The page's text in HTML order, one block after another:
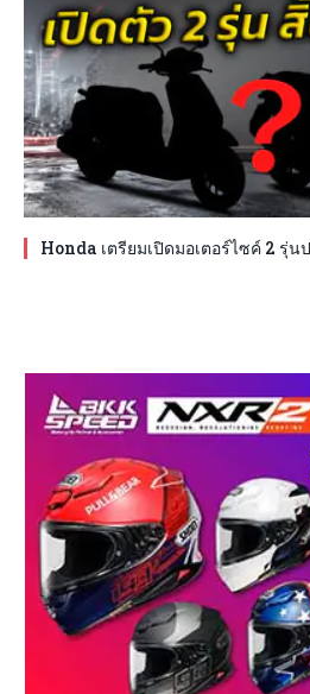
Honda เตรียมเปิดมอเตอร์ไซค์ 2 รุ่